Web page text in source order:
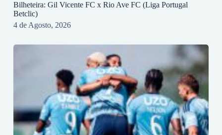
Bilheteira: Gil Vicente FC x Rio Ave FC (Liga Portugal
Betclic)
4 de Agosto, 2026